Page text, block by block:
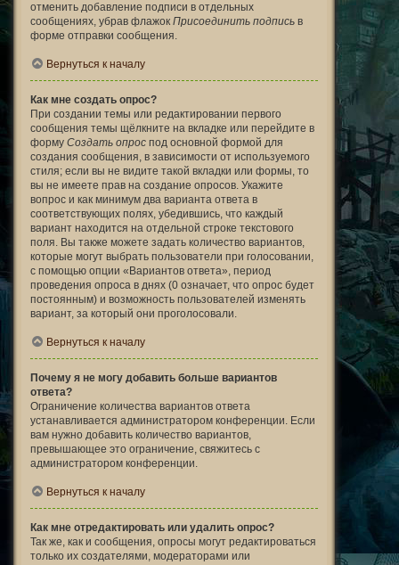
отменить добавление подписи в отдельных
сообщениях, убрав флажок Присоединить подпись в
форме отправки сообщения.
Вернуться к началу
Как мне создать опрос?
При создании темы или редактировании первого
сообщения темы щёлкните на вкладке или перейдите в
форму Создать опрос под основной формой для
создания сообщения, в зависимости от используемого
стиля; если вы не видите такой вкладки или формы, то
вы не имеете прав на создание опросов. Укажите
вопрос и как минимум два варианта ответа в
соответствующих полях, убедившись, что каждый
вариант находится на отдельной строке текстового
поля. Вы также можете задать количество вариантов,
которые могут выбрать пользователи при голосовании,
с помощью опции «Вариантов ответа», период
проведения опроса в днях (0 означает, что опрос будет
постоянным) и возможность пользователей изменять
вариант, за который они проголосовали.
Вернуться к началу
Почему я не могу добавить больше вариантов
ответа?
Ограничение количества вариантов ответа
устанавливается администратором конференции. Если
вам нужно добавить количество вариантов,
превышающее это ограничение, свяжитесь с
администратором конференции.
Вернуться к началу
Как мне отредактировать или удалить опрос?
Так же, как и сообщения, опросы могут редактироваться
только их создателями, модераторами или